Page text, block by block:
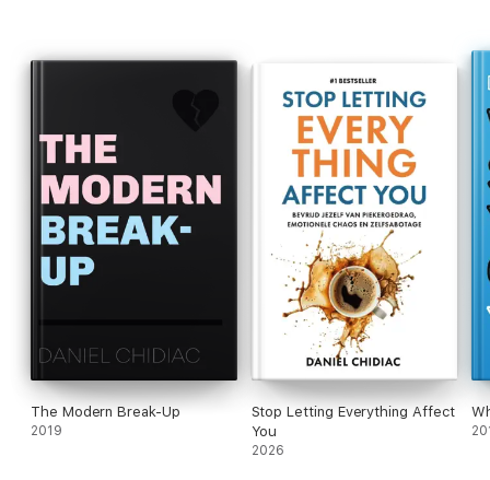
The Modern Break-Up
2019
Stop Letting Everything Affect
You
2026